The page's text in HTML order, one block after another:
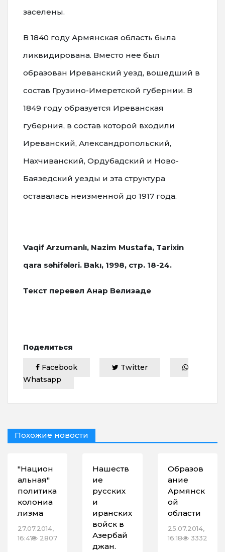
заселены.
В 1840 году Армянская область была
ликвидирована. Вместо нее был
образован Иреванский уезд, вошедший в
состав Грузино-Имеретской губернии. В
1849 году образуется Иреванская
губерния, в состав которой входили
Иреванский, Александропольский,
Нахчиванский, Ордубадский и Ново-
Баязедский уезды и эта структура
оставалась неизменной до 1917 года.
Vaqif Arzumanlı, Nazim Mustafa, Tarixin
qara səhifələri. Bakı, 1998, стр. 18-24.
Текст перевел Анар Велизаде
Поделиться
Facebook
Twitter
Whatsapp
Похожие новости
"Национ
альная"
политика
колониа
лизма
27.07.2014,
16:47
2807
Нашеств
ие
русских
и
иранских
войск в
Азербай
джан.
Образов
ание
Армянск
ой
области
25.07.2014,
16:18
3332